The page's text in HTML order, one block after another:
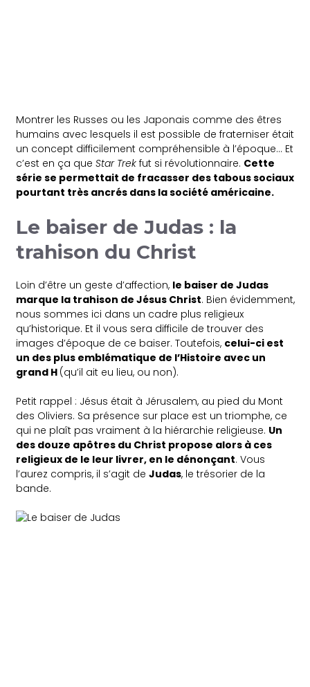
Montrer les Russes ou les Japonais comme des êtres
humains avec lesquels il est possible de fraterniser était
un concept difficilement compréhensible à l’époque… Et
c’est en ça queStar Trek fut si révolutionnaire. Cette
série se permettait de fracasser des tabous sociaux
pourtant très ancrés dans la société américaine.
Le baiser de Judas : la
trahison du Christ
Loin d’être un geste d’affection, le baiser de Judas
marque la trahison de Jésus Christ. Bien évidemment,
nous sommes ici dans un cadre plus religieux
qu’historique. Et il vous sera difficile de trouver des
images d’époque de ce baiser. Toutefois, celui-ci est
un des plus emblématique de l’Histoire avec un
grand H (qu’il ait eu lieu, ou non).
Petit rappel : Jésus était à Jérusalem, au pied du Mont
des Oliviers. Sa présence sur place est un triomphe, ce
qui ne plaît pas vraiment à la hiérarchie religieuse. Un
des douze apôtres du Christ propose alors à ces
religieux de le leur livrer, en le dénonçant. Vous
l’aurez compris, il s’agit deJudas, le trésorier de la
bande.